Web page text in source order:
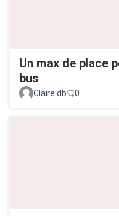
Un max de place
bus
Claire db 0